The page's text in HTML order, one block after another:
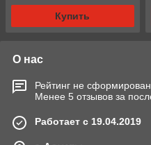
Купить
О нас
Рейтинг не сформирован
Менее 5 отзывов за
Работает с 19.04.2019